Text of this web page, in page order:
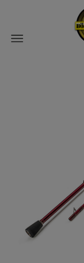
Spön till ädelfiske
Spön till flugfiske